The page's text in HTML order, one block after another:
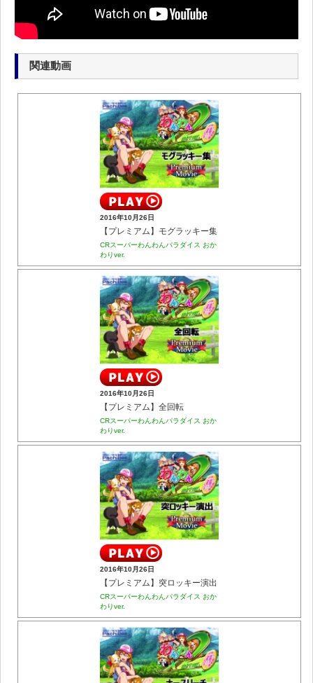
関連動画
2016年10月26日
【プレミアム】モグラッキー集
CRスーパーわんわんパラダイス おか
わりver.
2016年10月26日
【プレミアム】全回転
CRスーパーわんわんパラダイス おか
わりver.
2016年10月26日
【プレミアム】突ロッキー演出
CRスーパーわんわんパラダイス おか
わりver.